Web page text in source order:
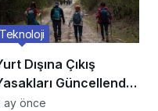
Dışına Çıkış
Güncellendi:
Etkileniyor?
Teknoloji
ay önce